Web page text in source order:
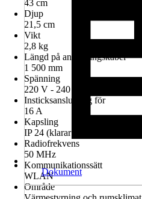
43 cm
Djup
21,5 cm
Vikt
2,8 kg
Längd på anslutningskabel
1 500 mm
Spänning
220 V - 240 V
Insticksanslutning för
16 A
Kapsling
IP 24 (klarar strilande vatten)
Radiofrekvens
50 MHz
Kommunikationssätt
WLAN
Område
Dokument